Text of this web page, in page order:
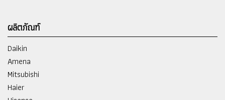
ผลิตภัณฑ์
Daikin
Amena
Mitsubishi
Haier